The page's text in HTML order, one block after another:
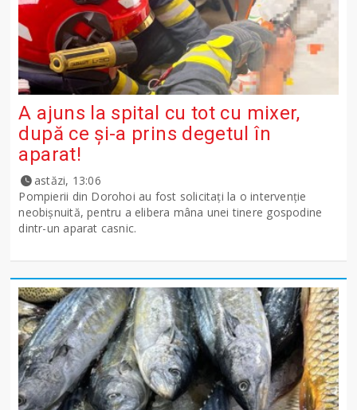
A ajuns la spital cu tot cu mixer,
după ce și-a prins degetul în
aparat!
astăzi, 13:06
Pompierii din Dorohoi au fost solicitați la o intervenție
neobișnuită, pentru a elibera mâna unei tinere gospodine
dintr-un aparat casnic.